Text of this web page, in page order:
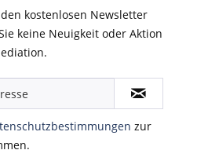
kostenlosen Newsletter
keine Neuigkeit oder Aktion
zur